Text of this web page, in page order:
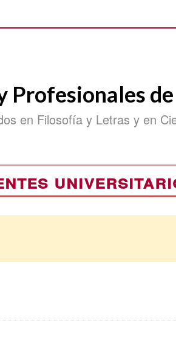
Profesionales
en Filosofía y Letras y en